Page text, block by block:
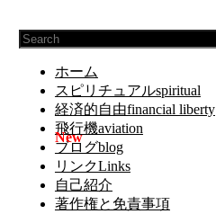
ホーム
スピリチュアルspiritual
経済的自由financial liberty
飛行機aviation
ブログblog
リンクLinks
自己紹介
著作権と免責事項